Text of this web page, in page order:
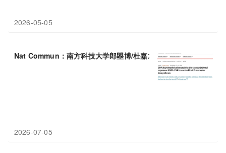
2026-05-05
Nat Commun：南方科技大学郎曌博/杜嘉木揭示DNA去甲基
2026-07-05